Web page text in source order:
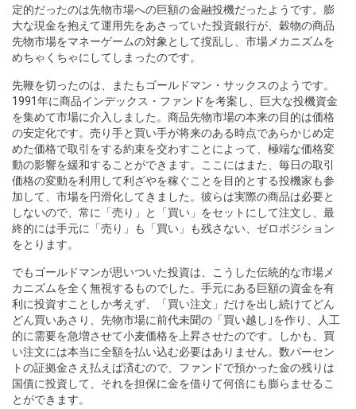
定的だったのは先物市場への巨額の金融投機だったようです。膨
大な現金を抱えて運用先をあさっていた投資銀行が、穀物の商品
先物市場をマネーゲームの対象として撹乱し、市場メカニズムを
めちゃくちゃにしてしまったのです。
先鞭を切ったのは、またもゴールドマン・サックスのようです。
1991年に商品インデックス・ファンドを考案し、巨大な投機資金
を集めて市場に介入しました。商品先物市場の本来の目的は価格
の安定化です。売り手と買い手が将来のある時点であらかじめ定
めた価格で取引をする約束を交わすことによって、極端な価格変
動の影響を緩和することができます。ここにはまた、毎日の取引
価格の変動を利用して利ざやを稼ぐことを目的とする投機家も参
加して、市場を円滑化してきました。彼らは実際の商品は必要と
しないので、常に「売り」と「買い」をセットにして注文し、最
終的には手元に「売り」も「買い」も残さない、ゼロポジション
をとります。
でもゴールドマンが思いついた投資は、こうした伝統的な市場メ
カニズムを全く無視するものでした。手元にある巨額の資金を有
利に投資すことしか考えず、「買い注文」だけを出し続けてどん
どん買いあさり、先物市場に前代未聞の「買い越し｣を作り、人工
的に需要を急増させて小麦価格を上昇させたのです。しかも、買
い注文には本当に全額を払い込む必要はありません。数パーセン
トの証拠金さえ払えば済むので、ファンドで預かった金の残りは
国債に投資して、それを担保に金を借りて何倍にも膨らませるこ
とができます。